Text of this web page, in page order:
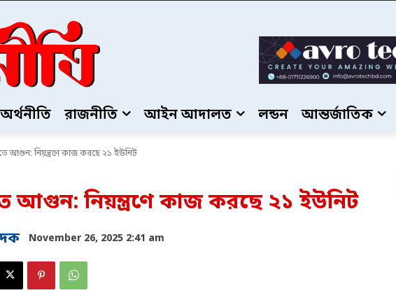
অর্থনীতি রাজনীতি আইন আদালত লন্ডন আন্তর্জাতিক
আগুন: নিয়ন্ত্রণে কাজ করছে ২১ ইউনিট
আগুন: নিয়ন্ত্রণে কাজ করছে ২১ ইউনিট
November 26, 2025 2:41 am